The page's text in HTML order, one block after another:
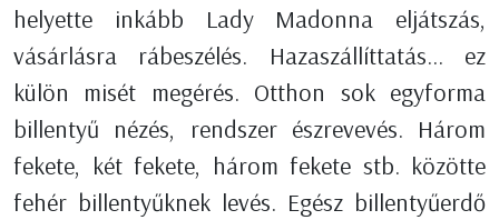
helyette inkább Lady Madonna eljátszás,
vásárlásra rábeszélés. Hazaszállíttatás... ez
külön misét megérés. Otthon sok egyforma
billentyű nézés, rendszer észrevevés. Három
fekete, két fekete, három fekete stb. közötte
fehér billentyűknek levés. Egész billentyűerdő